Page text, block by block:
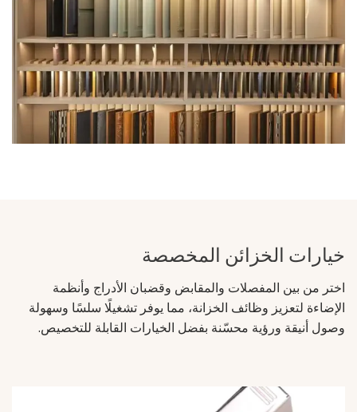
خيارات الخزائن المخصصة
اختر من بين المفصلات والمقابض وقضبان الأدراج وأنظمة
الإضاءة لتعزيز وظائف الخزانة، مما يوفر تشغيلًا سلسًا وسهولة
وصول أنيقة ورؤية محسّنة بفضل الخيارات القابلة للتخصيص.